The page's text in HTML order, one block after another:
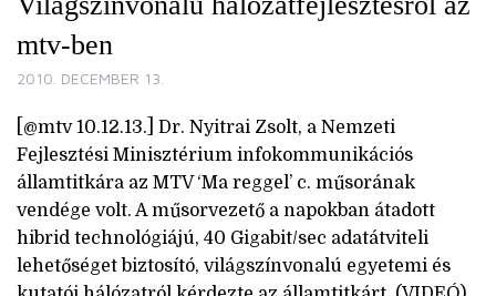
mtv-ben
2010. DECEMBER 13.
[@mtv 10.12.13.] Dr. Nyitrai Zsolt, a Nemzeti
Fejlesztési Minisztérium infokommunikációs
államtitkára az MTV ‘Ma reggel’ c. műsorának
vendége volt. A műsorvezető a napokban átadott
hibrid technológiájú, 40 Gigabit/sec adatátviteli
lehetőséget biztosító, világszínvonalú egyetemi és